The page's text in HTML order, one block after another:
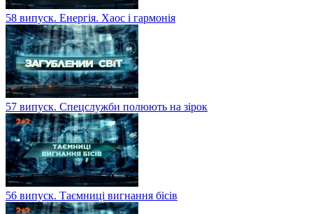
58 випуск. Енергія. Хаос і гармонія
57 випуск. Спецслужби полюють на зірок
56 випуск. Таємниці вигнання бісів